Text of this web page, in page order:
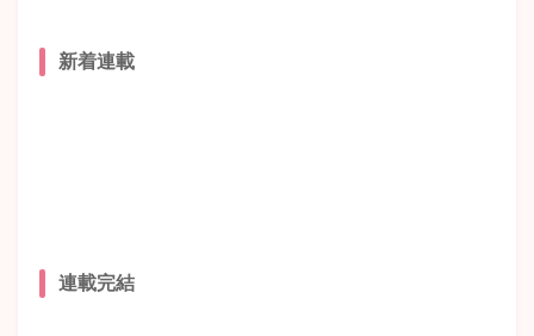
新着連載
連載完結